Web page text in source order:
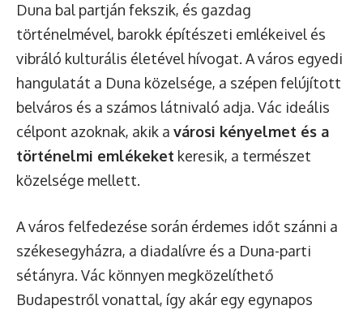
Duna bal partján fekszik, és gazdag
történelmével, barokk építészeti emlékeivel és
vibráló kulturális életével hívogat. A város egyedi
hangulatát a Duna közelsége, a szépen felújított
belváros és a számos látnivaló adja. Vác ideális
célpont azoknak, akik a városi kényelmet és a
történelmi emlékeket keresik, a természet
közelsége mellett.
A város felfedezése során érdemes időt szánni a
székesegyházra, a diadalívre és a Duna-parti
sétányra. Vác könnyen megközelíthető
Budapestről vonattal, így akár egy egynapos